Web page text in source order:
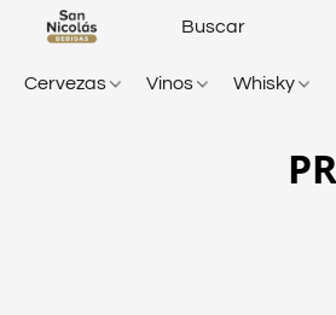
Cervezas Vinos Whisky